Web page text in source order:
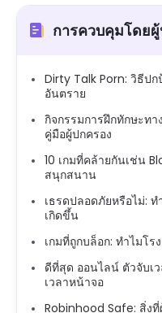
การควบคุมโดย
Dirty Talk Porn: วิธีป
อันตราย
กิจกรรมการฝึกทักษะท
คู่มือผู้ปกครอง
10 เกมที่คล้ายกันเช่น
สนุกสนาน
เธรดปลอดภัยหรือไม่: ท
เกิดขึ้น
เกมที่ถูกบล็อก: ทำไมโ
ดีที่สุด ออนไลน์ ตัวจับเ
เวลาหน้าจอ
Robinhood Safe: สิ่ง